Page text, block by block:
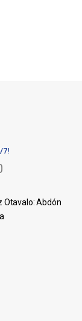
7!
Otavalo: Abdón